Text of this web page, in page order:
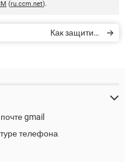
(ru.ccm.net).
Как защитить
gmail
телефона